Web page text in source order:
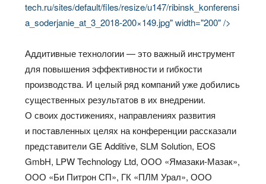
tech.ru/sites/default/files/resize/u147/ribinsk_konferensi
a_soderjanie_at_3_2018-200×149.jpg" width="200" />
Аддитивные технологии — это важный инструмент
для повышения эффективности и гибкости
производства. И целый ряд компаний уже добились
существенных результатов в их внедрении.
О своих достижениях, направлениях развития
и поставленных целях на конференции рассказали
представители GE Additive, SLM Solution, EOS
GmbH, LPW Technology Ltd, ООО «Ямазаки-Мазак»,
ООО «Би Питрон СП», ГК «ПЛМ Урал», ООО